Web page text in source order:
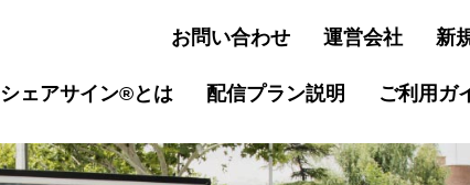
お問い合わせ 運営会社 新
シェアサイン®とは 配信プラン説明 ご利用ガ